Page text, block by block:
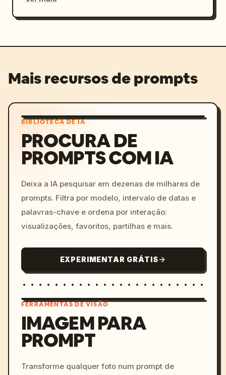
Mais recursos de prompts
BIBLIOTECA DE IA
PROCURA DE
PROMPTS COM IA
Deixa a IA pesquisar em dezenas de milhares de
prompts. Filtra por modelo, intervalo de datas e
palavras-chave e ordena por interação:
visualizações, favoritos, partilhas e mais.
EXPERIMENTAR GRÁTIS
colors, 8k --v 6.0
FERRAMENTAS DE VISÃO
IMAGEM PARA
PROMPT
Transforme qualquer foto num prompt de